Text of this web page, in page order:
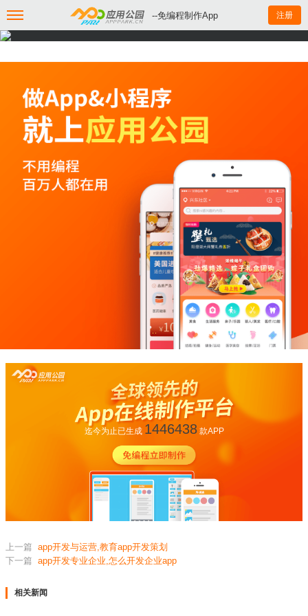
--免编程制作App 注册
迄今为止已生成 1446438款APP
上一篇 app开发与运营,教育app开发策划
下一篇 app开发专业企业,怎么开发企业app
相关新闻